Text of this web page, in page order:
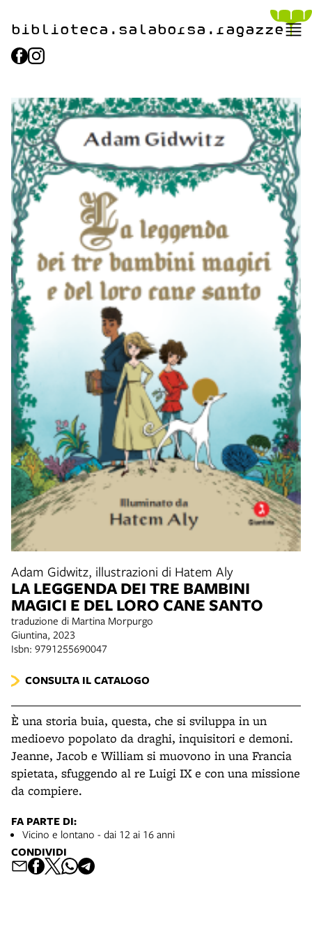
biblioteca.​salaborsa.ragazze
Adam Gidwitz, illustrazioni di Hatem Aly
LA LEGGENDA DEI TRE BAMBINI
MAGICI E DEL LORO CANE SANTO
traduzione di Martina Morpurgo
Giuntina, 2023
Isbn: 9791255690047
CONSULTA IL CATALOGO
È una storia buia, questa, che si sviluppa in un
medioevo popolato da draghi, inquisitori e demoni.
Jeanne, Jacob e William si muovono in una Francia
spietata, sfuggendo al re Luigi IX e con una missione
da compiere.
FA PARTE DI:
Vicino e lontano - dai 12 ai 16 anni
CONDIVIDI